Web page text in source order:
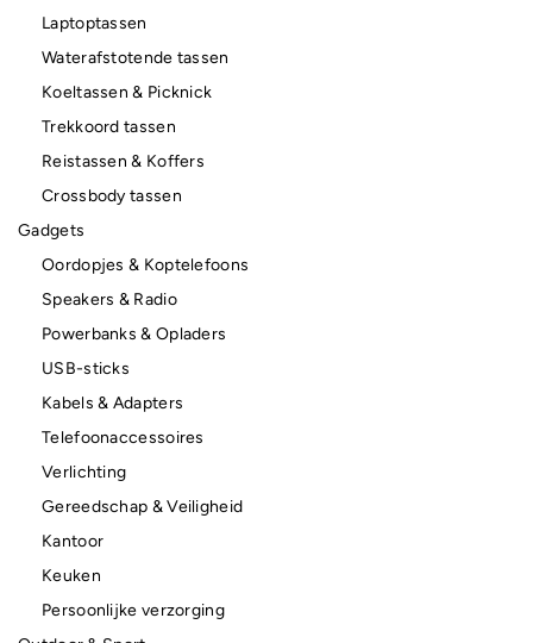
Laptoptassen
Waterafstotende tassen
Koeltassen & Picknick
Trekkoord tassen
Reistassen & Koffers
Crossbody tassen
Gadgets
Oordopjes & Koptelefoons
Speakers & Radio
Powerbanks & Opladers
USB-sticks
Kabels & Adapters
Telefoonaccessoires
Verlichting
Gereedschap & Veiligheid
Kantoor
Keuken
Persoonlijke verzorging